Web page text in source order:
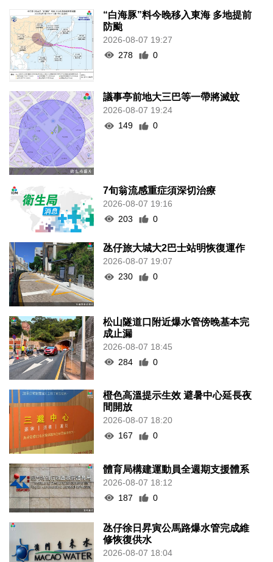
“白海豚”料今晚移入東海 多地提前
防颱
2026-08-07 19:27
278
0
議事亭前地大三巴等一帶將滅蚊
2026-08-07 19:24
149
0
7旬翁流感重症須深切治療
2026-08-07 19:16
203
0
氹仔旅大城大2巴士站明恢復運作
2026-08-07 19:07
230
0
松山隧道口附近爆水管傍晚基本完
成止漏
2026-08-07 18:45
284
0
橙色高溫提示生效 避暑中心延長夜
間開放
2026-08-07 18:20
167
0
體育局構建運動員全週期支援體系
2026-08-07 18:12
187
0
氹仔徐日昇寅公馬路爆水管完成維
修恢復供水
2026-08-07 18:04